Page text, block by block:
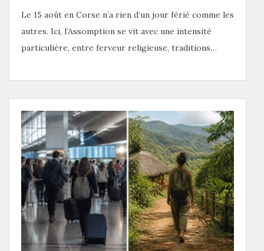
Le 15 août en Corse n’a rien d’un jour férié comme les
autres. Ici, l’Assomption se vit avec une intensité
particulière, entre ferveur religieuse, traditions…